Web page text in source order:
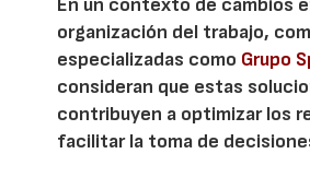
En un contexto de cambios
organización del trabajo,
especializadas como Grupo
consideran que estas
contribuyen a optimizar los
facilitar la toma de